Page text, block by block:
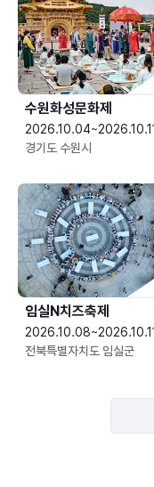
수원화성문화제
2026.10.04~2026.10.11
경기도 수원시
임실N치즈축제
2026.10.08~2026.10.11
전북특별자치도 임실군